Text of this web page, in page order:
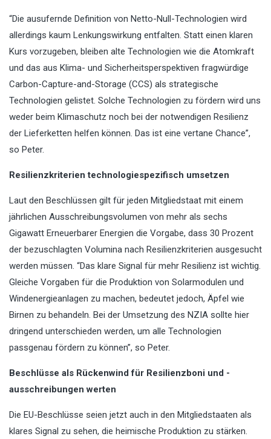
“Die ausufernde Definition von Netto-Null-Technologien wird
allerdings kaum Lenkungswirkung entfalten. Statt einen klaren
Kurs vorzugeben, bleiben alte Technologien wie die Atomkraft
und das aus Klima- und Sicherheitsperspektiven fragwürdige
Carbon-Capture-and-Storage (CCS) als strategische
Technologien gelistet. Solche Technologien zu fördern wird uns
weder beim Klimaschutz noch bei der notwendigen Resilienz
der Lieferketten helfen können. Das ist eine vertane Chance”,
so Peter.
Resilienzkriterien technologiespezifisch umsetzen
Laut den Beschlüssen gilt für jeden Mitgliedstaat mit einem
jährlichen Ausschreibungsvolumen von mehr als sechs
Gigawatt Erneuerbarer Energien die Vorgabe, dass 30 Prozent
der bezuschlagten Volumina nach Resilienzkriterien ausgesucht
werden müssen. “Das klare Signal für mehr Resilienz ist wichtig.
Gleiche Vorgaben für die Produktion von Solarmodulen und
Windenergieanlagen zu machen, bedeutet jedoch, Äpfel wie
Birnen zu behandeln. Bei der Umsetzung des NZIA sollte hier
dringend unterschieden werden, um alle Technologien
passgenau fördern zu können”, so Peter.
Beschlüsse als Rückenwind für Resilienzboni und -
ausschreibungen werten
Die EU-Beschlüsse seien jetzt auch in den Mitgliedstaaten als
klares Signal zu sehen, die heimische Produktion zu stärken.